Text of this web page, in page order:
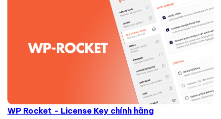
WP Rocket - License Key chính hãng